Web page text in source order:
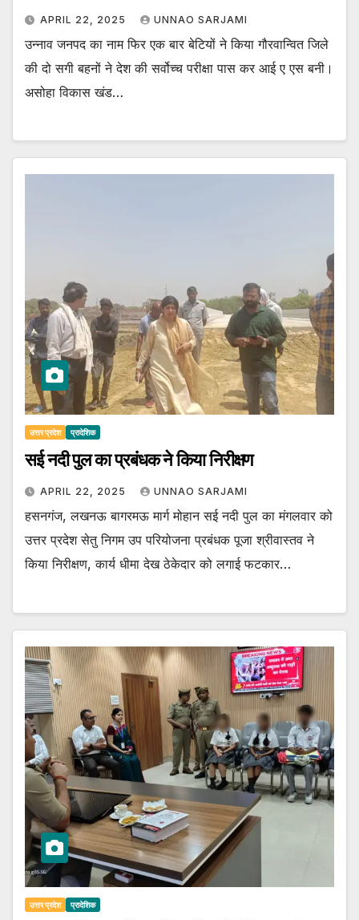
APRIL 22, 2025 UNNAO SARJAMI
उन्नाव जनपद का नाम फिर एक बार बेटियों ने किया गौरवान्वित जिले
की दो सगी बहनों ने देश की सर्वोच्च परीक्षा पास कर आई ए एस बनी।
असोहा विकास खंड…
उत्तर प्रदेश प्रादेशिक
सई नदी पुल का प्रबंधक ने किया निरीक्षण
APRIL 22, 2025 UNNAO SARJAMI
हसनगंज, लखनऊ बागरमऊ मार्ग मोहान सई नदी पुल का मंगलवार को
उत्तर प्रदेश सेतु निगम उप परियोजना प्रबंधक पूजा श्रीवास्तव ने
किया निरीक्षण, कार्य धीमा देख ठेकेदार को लगाई फटकार…
उत्तर प्रदेश प्रादेशिक